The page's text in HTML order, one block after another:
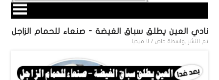
نادي العين يطلق سباق الغيضة - صنعاء للحمام الزاجل
تم النشر بواسطة خاص / لا ميديا